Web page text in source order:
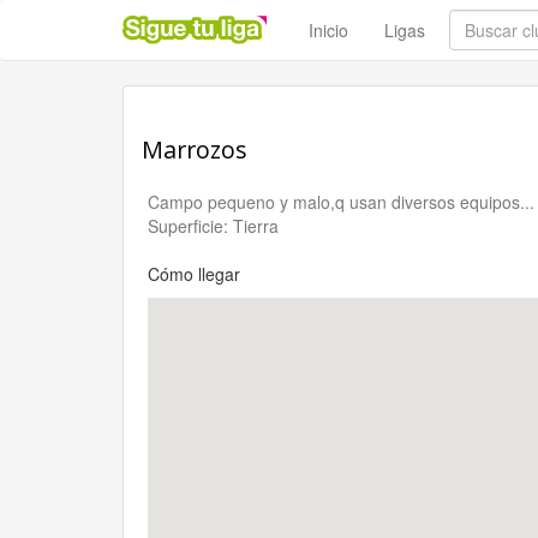
Inicio Ligas
Marrozos
Campo pequeno y malo,q usan diversos equipos...
Superficie: Tierra
Cómo llegar